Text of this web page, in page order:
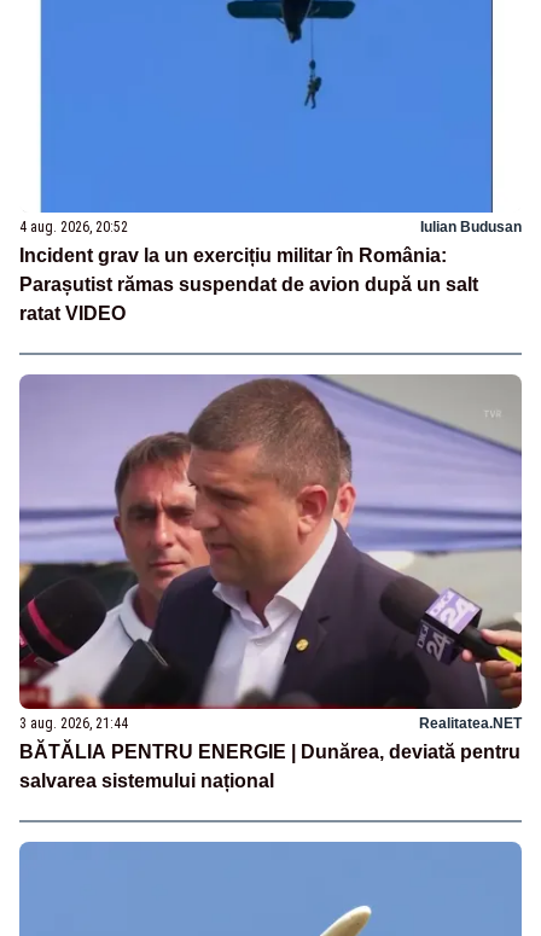
4 aug. 2026, 20:52 Iulian Budusan
Incident grav la un exercițiu militar în România:
Parașutist rămas suspendat de avion după un salt
ratat VIDEO
3 aug. 2026, 21:44 Realitatea.NET
BĂTĂLIA PENTRU ENERGIE | Dunărea, deviată pentru
salvarea sistemului național